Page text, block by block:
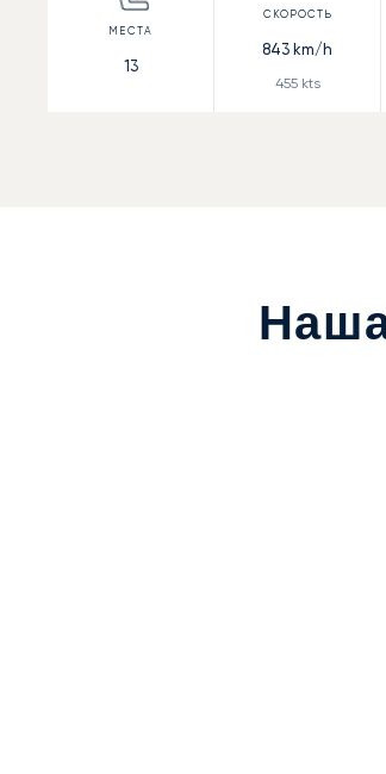
13
843 km/h
455kts